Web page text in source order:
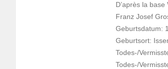
D’après la
Franz Josef
Geburtsdatum:
Geburtsort:
Todes-/
Todes-/